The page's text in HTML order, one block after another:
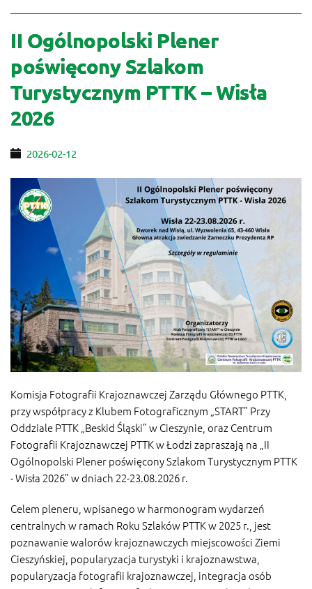
II Ogólnopolski Plener
poświęcony Szlakom
Turystycznym PTTK – Wisła
2026
2026-02-12
Komisja Fotografii Krajoznawczej Zarządu Głównego PTTK,
przy współpracy z Klubem Fotograficznym „START” Przy
Oddziale PTTK „Beskid Śląski” w Cieszynie, oraz Centrum
Fotografii Krajoznawczej PTTK w Łodzi zapraszają na „II
Ogólnopolski Plener poświęcony Szlakom Turystycznym PTTK
- Wisła 2026” w dniach 22-23.08.2026 r.
Celem pleneru, wpisanego w harmonogram wydarzeń
centralnych w ramach Roku Szlaków PTTK w 2025 r., jest
poznawanie walorów krajoznawczych miejscowości Ziemi
Cieszyńskiej, popularyzacja turystyki i krajoznawstwa,
popularyzacja fotografii krajoznawczej, integracja osób